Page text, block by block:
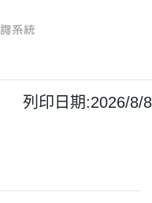
列印日期:2026/8/8